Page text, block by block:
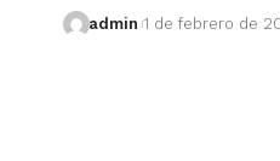
admin 1 de febrero de